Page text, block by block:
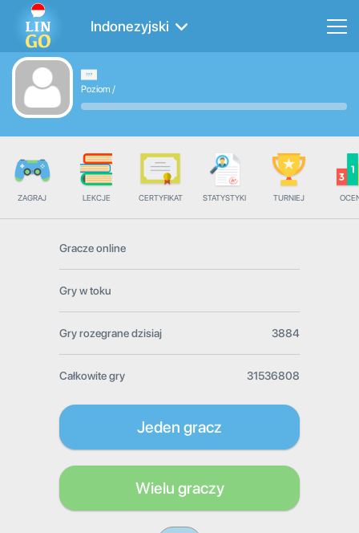
Indonezyjski
Poziom /
ZAGRAJ LEKCJE CERTYFIKAT STATYSTYKI TURNIEJ
Gracze online
Gry w toku
Gry rozegrane dzisiaj 3884
Całkowite gry 31536808
Jeden gracz
Wielu graczy